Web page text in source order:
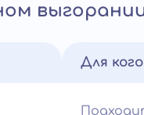
Для